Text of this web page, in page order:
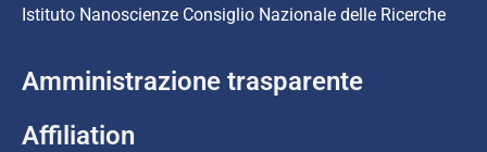
Istituto Nanoscienze Consiglio Nazionale delle Ricerche
Amministrazione trasparente
Affiliation